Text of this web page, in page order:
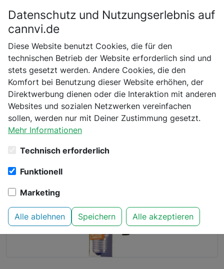
Startseite Osram
Beleuchtung & Zubehör
Osram Nav-T Super Vialox 250W, Natriumdampflampe für
Blüte
Bitte bestätige dein Alter
Bist du schon 18 Jahre alt?
Nein Ja
Datenschutz und Nutzungserlebnis auf
cannvi.de
Diese Website benutzt Cookies, die für den
technischen Betrieb der Website erforderlich sind und
stets gesetzt werden. Andere Cookies, die den
Komfort bei Benutzung dieser Website erhöhen, der
Direktwerbung dienen oder die Interaktion mit anderen
Websites und sozialen Netzwerken vereinfachen
sollen, werden nur mit Deiner Zustimmung gesetzt.
Mehr Informationen
Technisch erforderlich
Funktionell
Marketing
Alle ablehnen Speichern Alle akzeptieren